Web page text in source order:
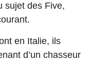
sujet des Five,
en Italie, ils
d’un chasseur